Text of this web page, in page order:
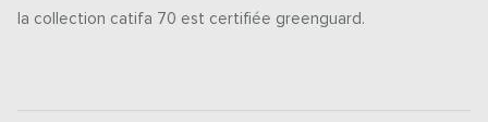
la collection catifa 70 est certifiée greenguard.